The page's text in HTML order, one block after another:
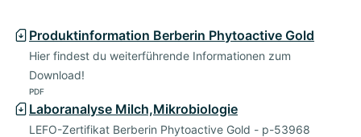
Produktinformation Berberin Phytoactive Gold
Hier findest du weiterführende Informationen zum
Download!
PDF
Laboranalyse Milch,Mikrobiologie
LEFO-Zertifikat Berberin Phytoactive Gold - p-53968